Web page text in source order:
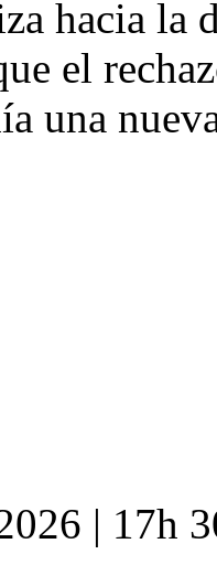
hacia
el
una
| 17h